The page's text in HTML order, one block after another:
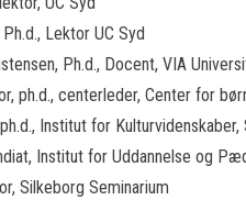
Lektor UC Syd
Ph.d., Docent, VIA
ph.d., centerleder, Center for
Institut for Kulturvidenskaber,
Institut for Uddannelse og
Silkeborg Seminarium